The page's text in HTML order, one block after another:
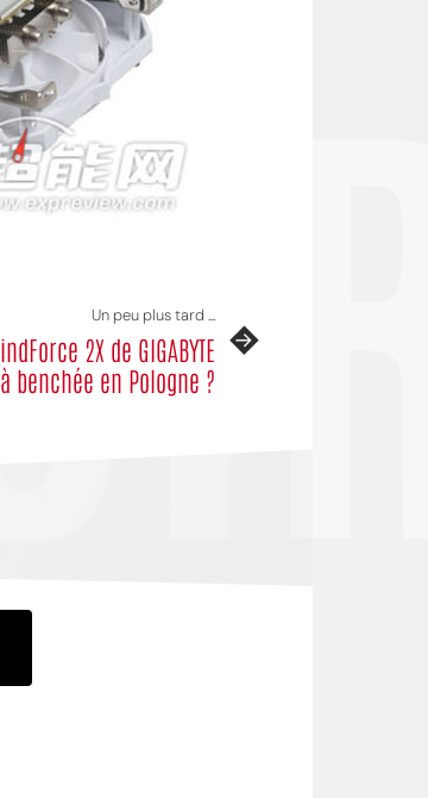
Un peu plus tard ...
2X de GIGABYTE
benchée en Pologne ?